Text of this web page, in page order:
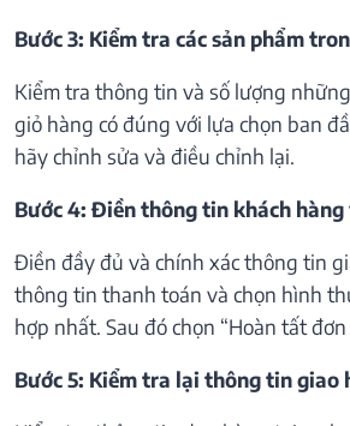
Bước 3: Kiểm tra các sản phẩm
Kiểm tra thông tin và số lượng
giỏ hàng có đúng với lựa chọn ban
hãy chỉnh sửa và điều chỉnh lại.
Bước 4: Điền thông tin khách
Điền đầy đủ và chính xác thông tin
thông tin thanh toán và chọn hình
hợp nhất. Sau đó chọn “Hoàn tất đơn
Bước 5: Kiểm tra lại thông tin giao